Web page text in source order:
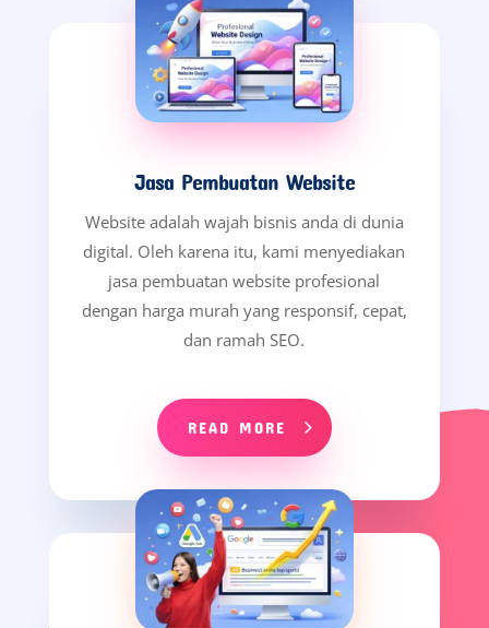
Jasa Pembuatan Website
Website adalah wajah bisnis anda di dunia
digital. Oleh karena itu, kami menyediakan
jasa pembuatan website profesional
dengan harga murah yang responsif, cepat,
dan ramah SEO.
READ MORE